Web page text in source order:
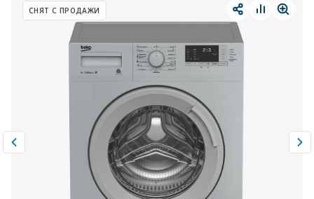
Малая бытовая техника
Климатическая техника
СНЯТ С ПРОДАЖИ